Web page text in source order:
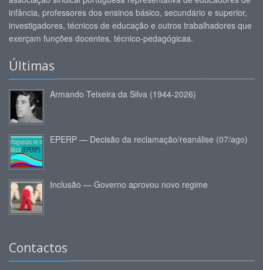
infância, professores dos ensinos básico, secundário e superior,
investigadores, técnicos de educação e outros trabalhadores que
exerçam funções docentes, técnico-pedagógicas.
Últimas
Armando Teixeira da Silva (1944-2026)
EPERP — Decisão da reclamação/reanálise (07/ago)
Inclusão — Governo aprovou novo regime
Contactos